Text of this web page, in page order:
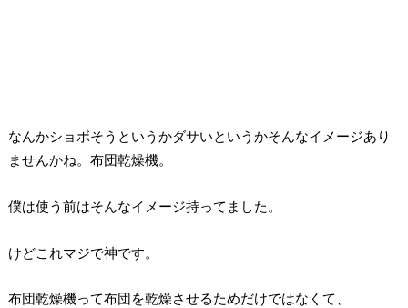
なんかショボそうというかダサいというかそんなイメージあり
ませんかね。布団乾燥機。
僕は使う前はそんなイメージ持ってました。
けどこれマジで神です。
布団乾燥機って布団を乾燥させるためだけではなくて、